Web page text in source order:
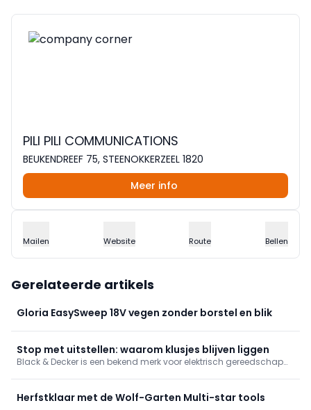
PILI PILI COMMUNICATIONS
BEUKENDREEF 75, STEENOKKERZEEL 1820
Meer info
Mailen Website Route Bellen
Gerelateerde artikels
Gloria EasySweep 18V vegen zonder borstel en blik
Stop met uitstellen: waarom klusjes blijven liggen
Black & Decker is een bekend merk voor elektrisch gereedschap
producten voor zowel professioneel gebruik als voor thuisgebruik.
Herfstklaar met de Wolf-Garten Multi-star tools